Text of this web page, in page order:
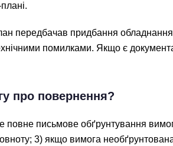
передбачав придбання
помилками. Якщо є
про повернення?
повне письмове обґрунтування
3) якщо вимога